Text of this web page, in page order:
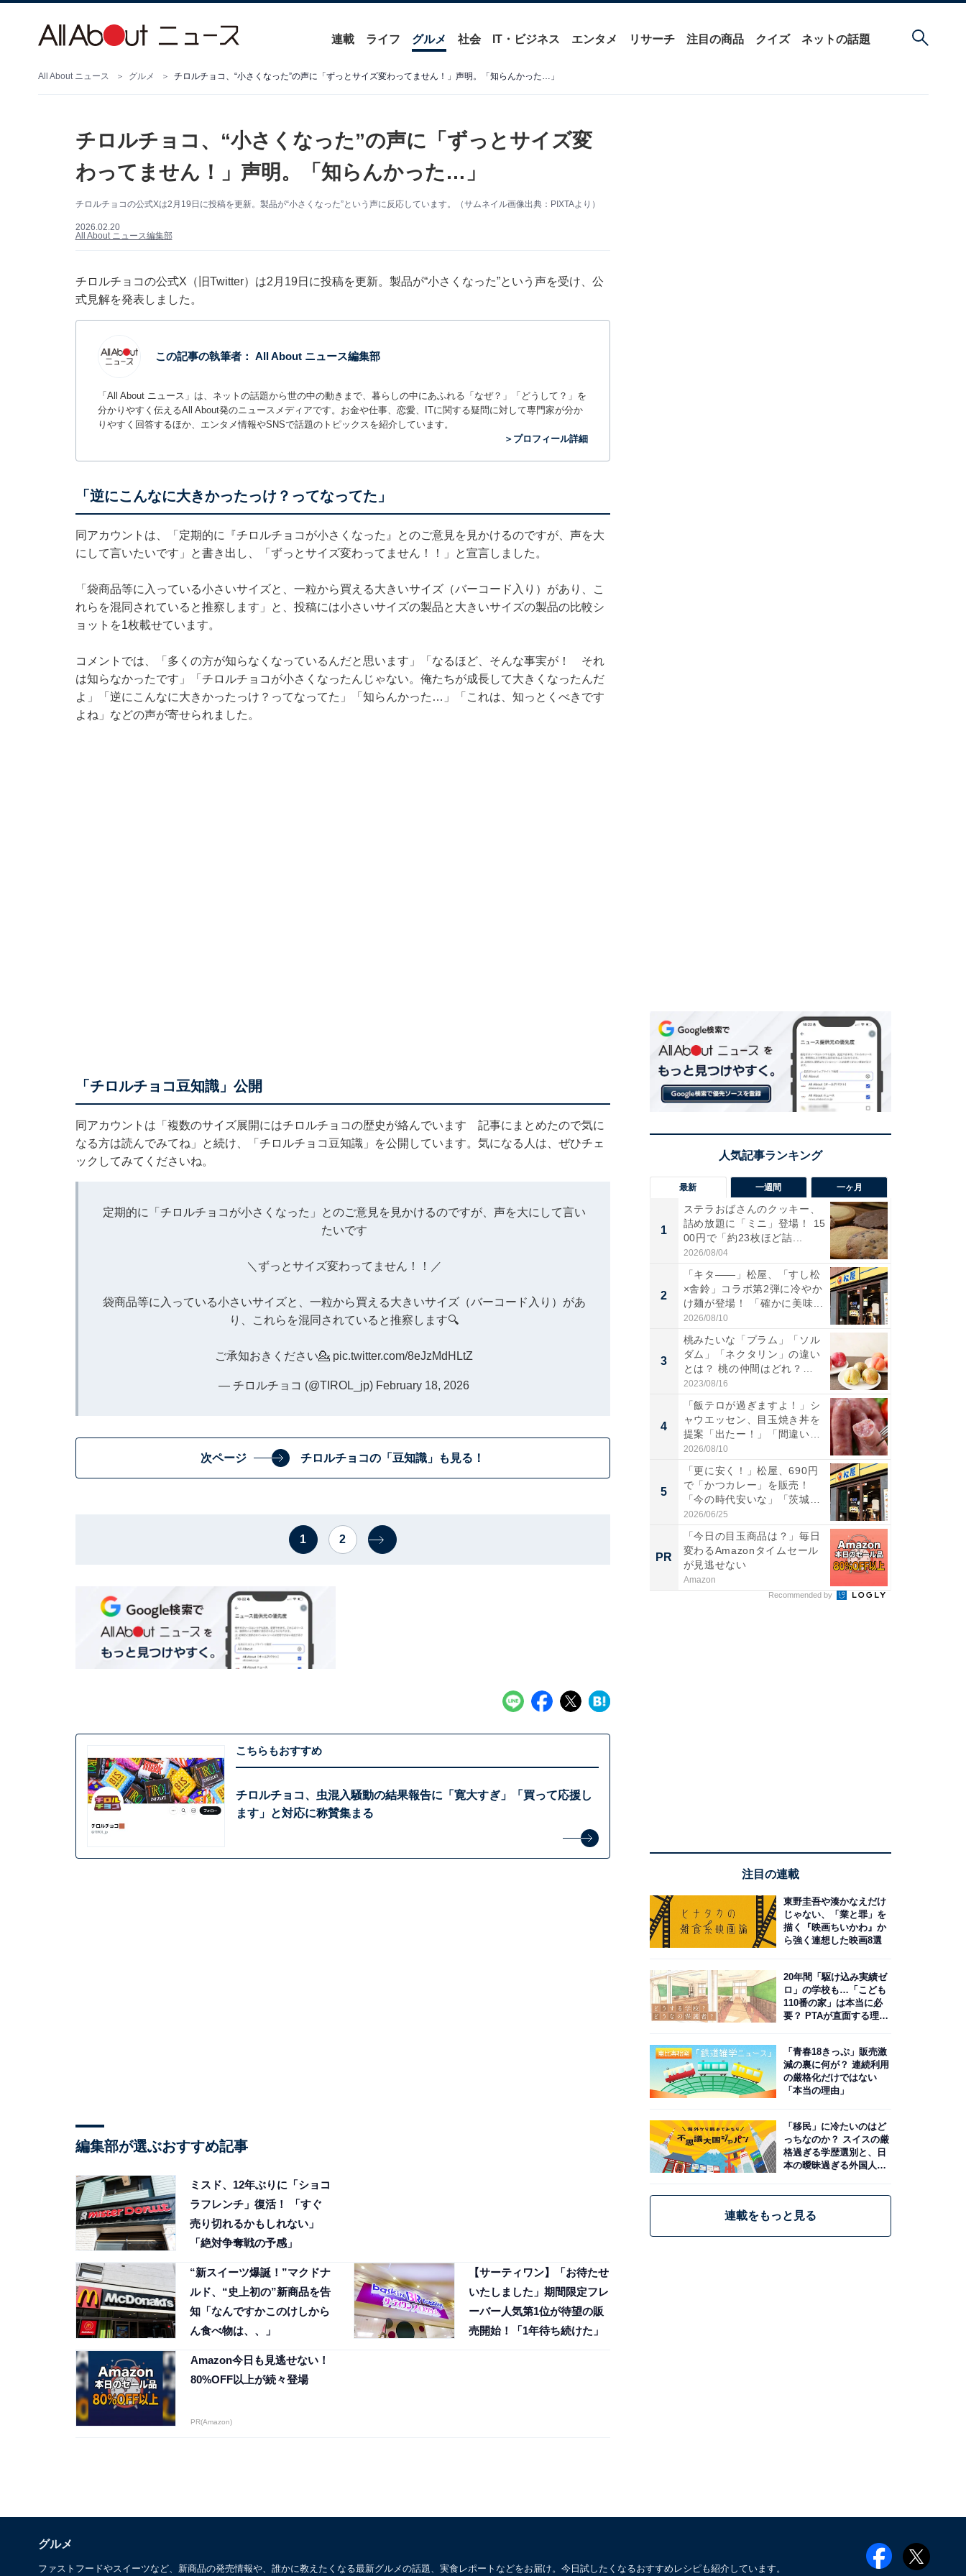
連載 ライフ グルメ 社会 IT・ビジネス エンタメ リサーチ 注目の商品 クイズ ネットの話題
All About ニュース グルメ チロルチョコ、“小さくなった”の声に「ずっとサイズ変わってません！」声明。「知らんかった…」
チロルチョコ、“小さくなった”の声に「ずっとサイズ変
わってません！」声明。「知らんかった…」
チロルチョコの公式Xは2月19日に投稿を更新。製品が“小さくなった”という声に反応しています。（サムネイル画像出典：PIXTAより）
2026.02.20
All About ニュース編集部
チロルチョコの公式X（旧Twitter）は2月19日に投稿を更新。製品が“小さくなった”という声を受け、公
式見解を発表しました。
この記事の執筆者： All About ニュース編集部
「All About ニュース」は、ネットの話題から世の中の動きまで、暮らしの中にあふれる「なぜ？」「どうして？」を
分かりやすく伝えるAll About発のニュースメディアです。お金や仕事、恋愛、ITに関する疑問に対して専門家が分か
りやすく回答するほか、エンタメ情報やSNSで話題のトピックスを紹介しています。
＞プロフィール詳細
「逆にこんなに大きかったっけ？ってなってた」
同アカウントは、「定期的に『チロルチョコが小さくなった』とのご意見を見かけるのですが、声を大
にして言いたいです」と書き出し、「ずっとサイズ変わってません！！」と宣言しました。
「袋商品等に入っている小さいサイズと、一粒から買える大きいサイズ（バーコード入り）があり、こ
れらを混同されていると推察します」と、投稿には小さいサイズの製品と大きいサイズの製品の比較シ
ョットを1枚載せています。
コメントでは、「多くの方が知らなくなっているんだと思います」「なるほど、そんな事実が！ それ
は知らなかったです」「チロルチョコが小さくなったんじゃない。俺たちが成長して大きくなったんだ
よ」「逆にこんなに大きかったっけ？ってなってた」「知らんかった…」「これは、知っとくべきです
よね」などの声が寄せられました。
「チロルチョコ豆知識」公開
同アカウントは「複数のサイズ展開にはチロルチョコの歴史が絡んでいます 記事にまとめたので気に
なる方は読んでみてね」と続け、「チロルチョコ豆知識」を公開しています。気になる人は、ぜひチェ
ックしてみてくださいね。
定期的に「チロルチョコが小さくなった」とのご意見を見かけるのですが、声を大にして言い
たいです
＼ずっとサイズ変わってません！！／
袋商品等に入っている小さいサイズと、一粒から買える大きいサイズ（バーコード入り）があ
り、これらを混同されていると推察します🔍
ご承知おきください💁 pic.twitter.com/8eJzMdHLtZ
— チロルチョコ (@TIROL_jp) February 18, 2026
次ページ チロルチョコの「豆知識」も見る！
1 2
こちらもおすすめ
チロルチョコ、虫混入騒動の結果報告に「寛大すぎ」「買って応援し
ます」と対応に称賛集まる
編集部が選ぶおすすめ記事
ミスド、12年ぶりに「ショコ
ラフレンチ」復活！ 「すぐ
売り切れるかもしれない」
「絶対争奪戦の予感」
“新スイーツ爆誕！”マクドナ
ルド、“史上初の”新商品を告
知「なんですかこのけしから
ん食べ物は、、」
【サーティワン】「お待たせ
いたしました」期間限定フレ
ーバー人気第1位が待望の販
売開始！「1年待ち続けた」
Amazon今日も見逃せない！
80%OFF以上が続々登場
PR(Amazon)
最新 一週間 一ヶ月
1
ステラおばさんのクッキー、
詰め放題に「ミニ」登場！ 15
00円で「約23枚ほど詰...
2026/08/04
2
「キタ――」松屋、「すし松
×舎鈴」コラボ第2弾に冷やか
け麺が登場！ 「確かに美味...
2026/08/10
3
桃みたいな「プラム」「ソル
ダム」「ネクタリン」の違い
とは？ 桃の仲間はどれ？
味...
2023/08/16
4
「飯テロが過ぎますよ！」シ
ャウエッセン、目玉焼き丼を
提案「出たー！」「間違いな
い...
2026/08/10
5
「更に安く！」松屋、690円
で「かつカレー」を販売！
「今の時代安いな」「茨城
一...
2026/06/25
PR
「今日の目玉商品は？」毎日
変わるAmazonタイムセール
が見逃せない
Amazon
Recommended by
注目の連載
東野圭吾や湊かなえだけ
じゃない、「業と罪」を
描く『映画ちいかわ』か
ら強く連想した映画8選
20年間「駆け込み実績ゼ
ロ」の学校も…「こども
110番の家」は本当に必
要？ PTAが直面する理想
「青春18きっぷ」販売激
減の裏に何が？ 連続利用
の厳格化だけではない
「本当の理由」
「移民」に冷たいのはど
っちなのか？ スイスの厳
格過ぎる学歴選別と、日
本の曖昧過ぎる外国人政
連載をもっと見る
グルメ
ファストフードやスイーツなど、新商品の発売情報や、誰かに教えたくなる最新グルメの話題、実食レポートなどをお届け。今日試したくなるおすすめレシピも紹介しています。